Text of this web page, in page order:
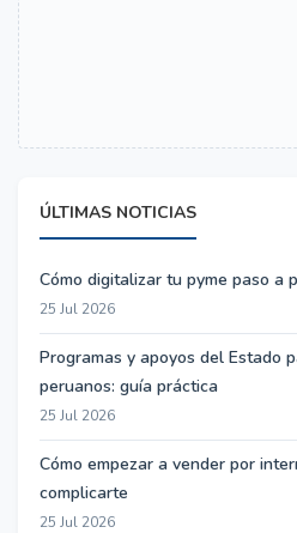
ÚLTIMAS NOTICIAS
Cómo digitalizar tu pyme paso a
25 Jul 2026
Programas y apoyos del Estado
peruanos: guía práctica
25 Jul 2026
Cómo empezar a vender por
complicarte
25 Jul 2026